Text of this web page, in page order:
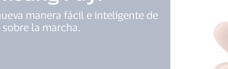
manera fácil e inteligente de
sobre la marcha.